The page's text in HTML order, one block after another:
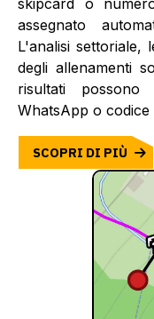
assegnato
L'analisi settoriale,
degli allenamenti
risultati
WhatsApp o codice
SCOPRI DI PIÙ